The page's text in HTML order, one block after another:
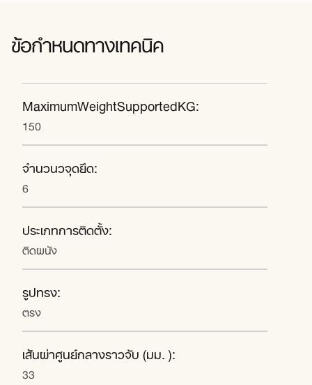
ข้อกำหนดทางเทคนิค
MaximumWeightSupportedKG:
150
จำนวนวจุดยึด:
6
ประเภทการติดตั้ง:
ติดผนัง
รูปทรง:
ตรง
เส้นผ่าศูนย์กลางราวจับ (มม. ):
33